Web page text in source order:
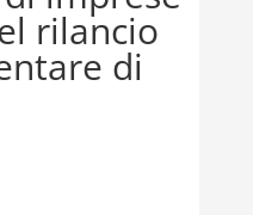
rilancio
di